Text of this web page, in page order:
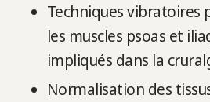
Techniques vibratoires
les muscles psoas et
impliqués dans la
Normalisation des